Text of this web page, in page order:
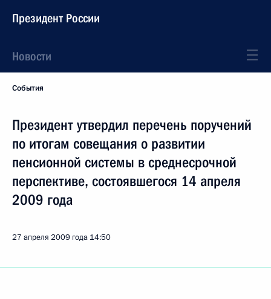
Президент России
Новости
События
Президент утвердил перечень поручений
по итогам совещания о развитии
пенсионной системы в среднесрочной
перспективе, состоявшегося 14 апреля
2009 года
27 апреля 2009 года 14:50